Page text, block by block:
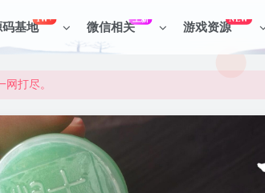
码基地
1W+
微信相关
上新
游戏资源
NEW
打尽。
息差 + 见识各种项目 + 提升网创认知。
打尽。